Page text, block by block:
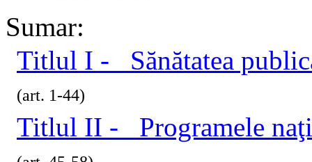
Sumar:
Titlul I - Sănătatea
(art. 1-44)
Titlul II - Programele